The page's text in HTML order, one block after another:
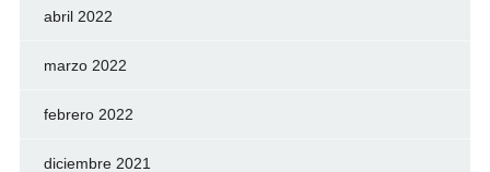
abril 2022
marzo 2022
febrero 2022
diciembre 2021